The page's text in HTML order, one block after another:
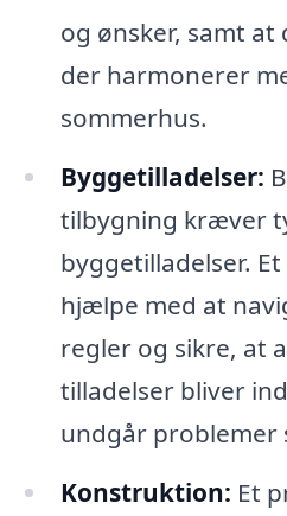
og ønsker, samt at
der harmonerer
sommerhus.
Byggetilladelser:
tilbygning kræver
byggetilladelser.
hjælpe med at
regler og sikre, at
tilladelser bliver
undgår problemer
Konstruktion: Et